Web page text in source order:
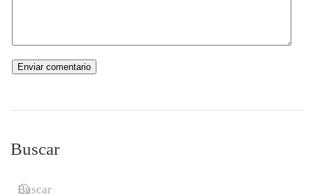
Buscar